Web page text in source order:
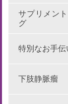
サプリメン
グ
特別なお手
下肢静脈瘤